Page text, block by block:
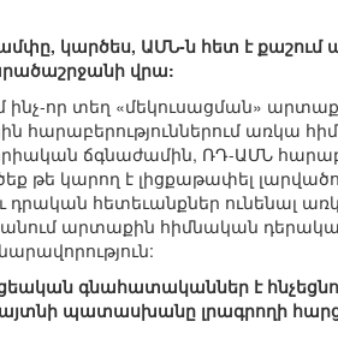
կարծես, ԱՄՆ-ն հետ է
վրա:
որ տեղ «մեկուսացման»
հարաբերություններում առկա
ճգնաժամին, ՌԴ-ԱՄՆ
թե կարող է լիցքաթափել
դրական հետեւանքներ ունենալ
արտաքին հիմնական
գնահատականներ է
պատասխանը լրագրողի